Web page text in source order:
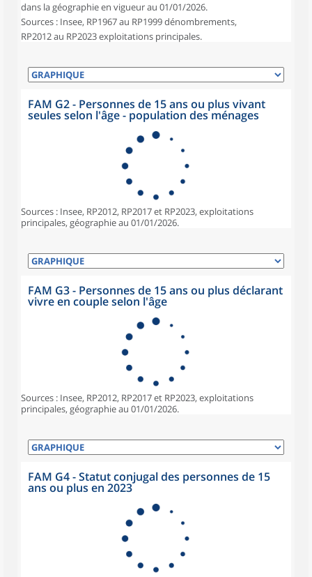
dans la géographie en vigueur au 01/01/2026.
Sources : Insee, RP1967 au RP1999 dénombrements,
RP2012 au RP2023 exploitations principales.
FAM G2 - Personnes de 15 ans ou plus vivant
seules selon l'âge - population des ménages
Sources : Insee, RP2012, RP2017 et RP2023, exploitations
principales, géographie au 01/01/2026.
FAM G3 - Personnes de 15 ans ou plus déclarant
vivre en couple selon l'âge
Sources : Insee, RP2012, RP2017 et RP2023, exploitations
principales, géographie au 01/01/2026.
FAM G4 - Statut conjugal des personnes de 15
ans ou plus en 2023